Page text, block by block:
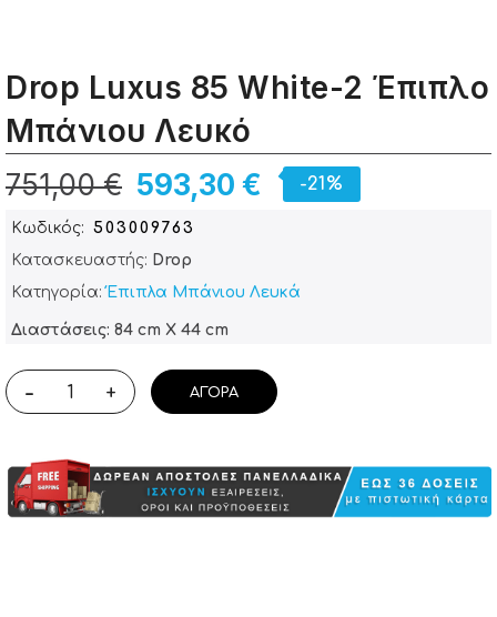
Drop Luxus 85 White-2 Έπιπλο
Μπάνιου Λευκό
593,30 €
751,00 € -21%
Κωδικός
503009763
Κατασκευαστής: Drop
Κατηγορία:Έπιπλα Μπάνιου Λευκά
Διαστάσεις: 84 cm X 44 cm
- + ΑΓΟΡΆ